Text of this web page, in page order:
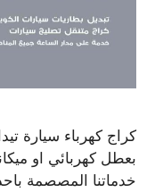
كراج كهرباء سيارة
بعطل كهربائي او
خدماتنا المصصمة